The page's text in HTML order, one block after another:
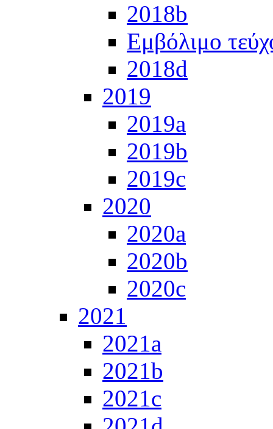
2018b
Εμβόλιμο
2018d
2019
2019a
2019b
2019c
2020
2020a
2020b
2020c
2021
2021a
2021b
2021c